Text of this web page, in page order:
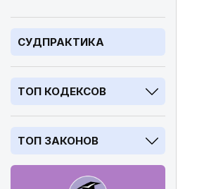
СУДПРАКТИКА
ТОП КОДЕКСОВ
ТОП ЗАКОНОВ